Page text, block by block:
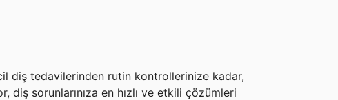
diş tedavilerinden rutin kontrollerinize kadar,
sorunlarınıza en hızlı ve etkili çözümleri